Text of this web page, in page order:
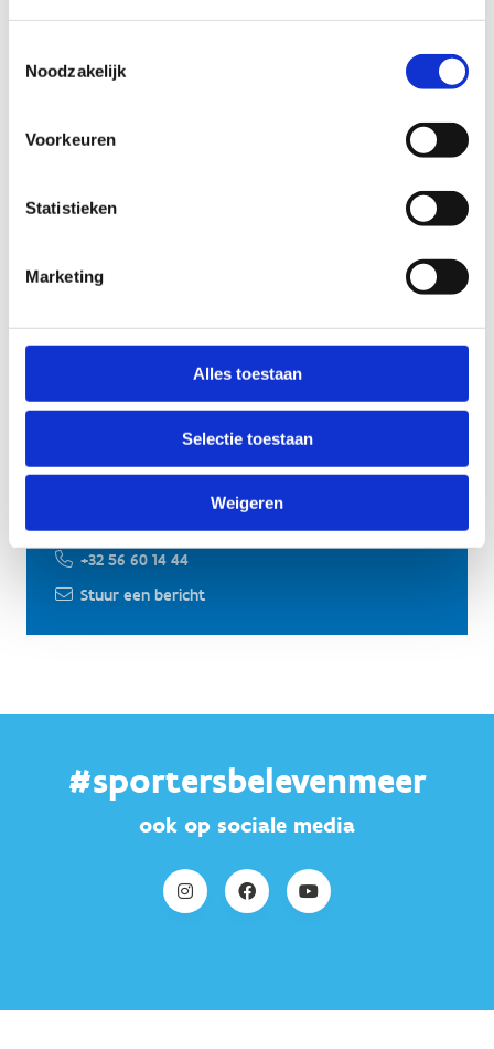
Noodzakelijk
Voorkeuren
Statistieken
Marketing
Alles toestaan
Selectie toestaan
Weigeren
lessenreeksen.
Je hebt minimum het niveau paard/pony
Interesse? Schrijf dan een leuke motivatiebrief en
Meer informatie
+32 56 60 14 44
Stuur een bericht
#sportersbelevenmeer
ook op sociale media